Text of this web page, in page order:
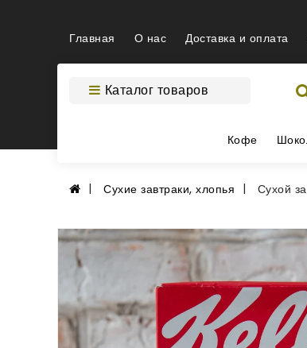
Главная О нас Доставка и оплата
Каталог товаров
Кофе
Сухие завтраки, хлопья Сухой